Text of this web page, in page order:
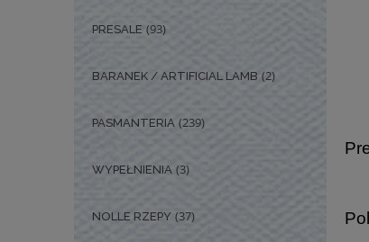
PRESALE (93)
BARANEK / ARTIFICIAL LAMB (2)
PASMANTERIA (239)
WYPEŁNIENIA (3)
NOLLE RZEPY (37)